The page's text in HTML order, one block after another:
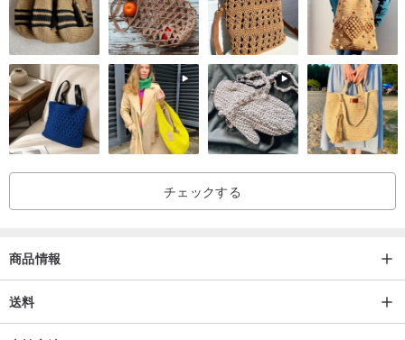
チェックする
商品情報
送料